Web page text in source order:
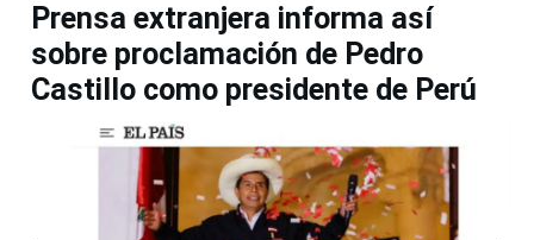
Prensa extranjera informa así
sobre proclamación de Pedro
Castillo como presidente de Perú